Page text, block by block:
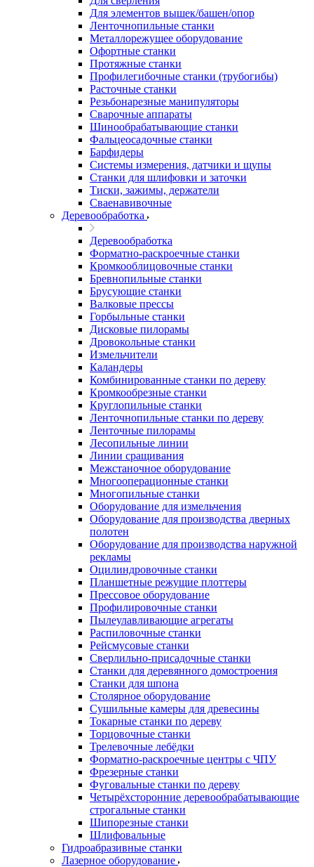
Для элементов вышек/башен/опор
Ленточнопильные станки
Металлорежущее оборудование
Офортные станки
Протяжные станки
Профилегибочные станки (трубогибы)
Расточные станки
Резьбонарезные манипуляторы
Сварочные аппараты
Шинообрабатывающие станки
Фальцеосадочные станки
Барфидеры
Системы измерения, датчики и щупы
Станки для шлифовки и заточки
Тиски, зажимы, держатели
Cваенавивочные
Деревообработка
Деревообработка
Форматно-раскроечные станки
Кромкооблицовочные станки
Бревнопильные станки
Брусующие станки
Валковые прессы
Горбыльные станки
Дисковые пилорамы
Дровокольные станки
Измельчители
Каландеры
Комбинированные станки по дереву
Кромкообрезные станки
Круглопильные станки
Ленточнопильные станки по дереву
Ленточные пилорамы
Лесопильные линии
Линии сращивания
Межстаночное оборудование
Многооперационные станки
Многопильные станки
Оборудование для измельчения
Оборудование для производства дверных
полотен
Оборудование для производства наружной
рекламы
Оцилиндровочные станки
Планшетные режущие плоттеры
Прессовое оборудование
Профилировочные станки
Пылеулавливающие агрегаты
Распиловочные станки
Рейсмусовые станки
Сверлильно-присадочные станки
Станки для деревянного домостроения
Станки для шпона
Столярное оборудование
Сушильные камеры для древесины
Токарные станки по дереву
Торцовочные станки
Трелевочные лебёдки
Форматно-раскроечные центры с ЧПУ
Фрезерные станки
Фуговальные станки по дереву
Четырёхсторонние деревообрабатывающие
строгальные станки
Шипорезные станки
Шлифовальные
Гидроабразивные станки
Лазерное оборудование